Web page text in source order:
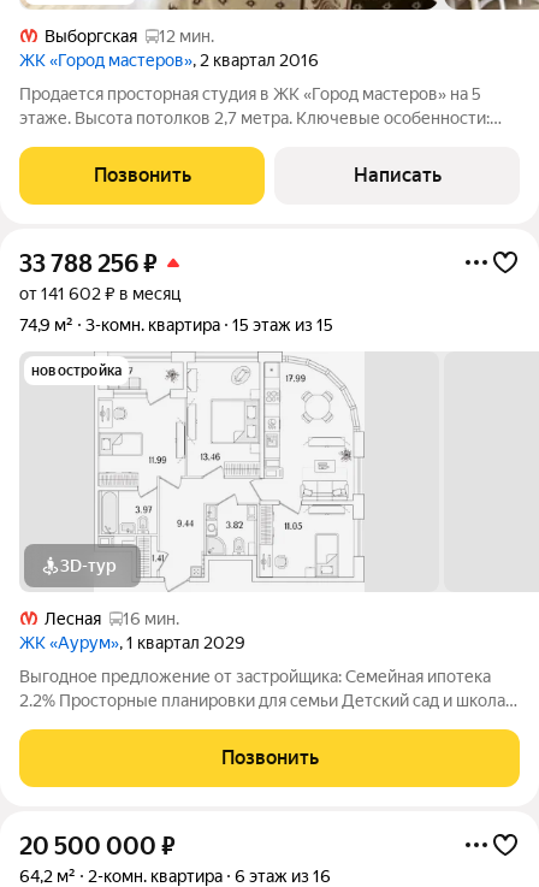
Выборгская
12 мин.
ЖК «Город мастеров», 2 квартал 2016
Продается просторная студия в ЖК «Город мастеров» на 5
этаже. Высота потолков 2,7 метра. Ключевые особенности:
Выполнен качественный ремонт из хороших материалов
можно заезжать и жить без
Позвонить Написать
33 788 256₽
от 141 602 ₽ в месяц
74,9 м²
3-комн. квартира 15 этаж из 15
новостройка
3D-тур
Лесная
16 мин.
ЖК «Аурум», 1 квартал 2029
Выгодное предложение от застройщика: Семейная ипотека
2.2% Просторные планировки для семьи Детский сад и школа
Подземный паркинг со спуском на лифте Дизайнерские лобби
с арт-объектом
Позвонить
20 500 000 ₽
64,2 м² 2-комн. квартира 6 этаж из 16